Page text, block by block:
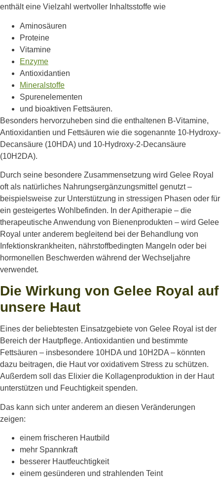
enthält eine Vielzahl wertvoller Inhaltsstoffe wie
Aminosäuren
Proteine
Vitamine
Enzyme
Antioxidantien
Mineralstoffe
Spurenelementen
und bioaktiven Fettsäuren.
Besonders hervorzuheben sind die enthaltenen B-Vitamine,
Antioxidantien und Fettsäuren wie die sogenannte 10-Hydroxy-
Decansäure (10HDA) und 10-Hydroxy-2-Decansäure
(10H2DA).
Durch seine besondere Zusammensetzung wird Gelee Royal
oft als natürliches Nahrungsergänzungsmittel genutzt –
beispielsweise zur Unterstützung in stressigen Phasen oder für
ein gesteigertes Wohlbefinden. In der Apitherapie – die
therapeutische Anwendung von Bienenprodukten – wird Gelee
Royal unter anderem begleitend bei der Behandlung von
Infektionskrankheiten, nährstoffbedingten Mangeln oder bei
hormonellen Beschwerden während der Wechseljahre
verwendet.
Die Wirkung von Gelee Royal auf
unsere Haut
Eines der beliebtesten Einsatzgebiete von Gelee Royal ist der
Bereich der Hautpflege. Antioxidantien und bestimmte
Fettsäuren – insbesondere 10HDA und 10H2DA – könnten
dazu beitragen, die Haut vor oxidativem Stress zu schützen.
Außerdem soll das Elixier die Kollagenproduktion in der Haut
unterstützen und Feuchtigkeit spenden.
Das kann sich unter anderem an diesen Veränderungen
zeigen:
einem frischeren Hautbild
mehr Spannkraft
besserer Hautfeuchtigkeit
einem gesünderen und strahlenden Teint